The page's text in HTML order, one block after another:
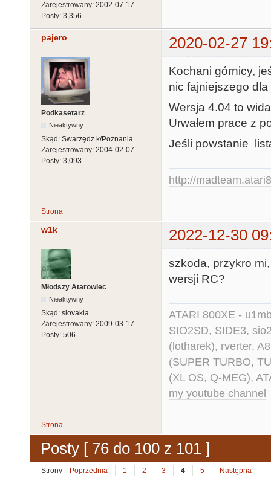
Zarejestrowany: 2002-07-17
Posty: 3,356
pajero 2020-02-27
Podkasetarz
Nieaktywny
Skąd: Swarzędz k/Poznania
Zarejestrowany: 2004-02-07
Posty: 3,093
Kochani górnicy,
nic fajniejszego
Wersja 4.04 to
Urwałem prace z
Jeśli powstanie
http://
Strona
w1k 2022-12-30
Młodszy Atarowiec
Nieaktywny
Skąd: slovakia
Zarejestrowany: 2009-03-17
Posty: 506
szkoda, przykro
wersji RC?
ATARI 800XE -
SIO2SD, SIDE3,
(lotharek), rverter,
(SUPER TURBO,
(XL OS, Q-MEG),
my youtube channel
Strona
Posty [ 76 do 100 z 101 ]
Strony Poprzednia 1 2 3 4 5 Następna